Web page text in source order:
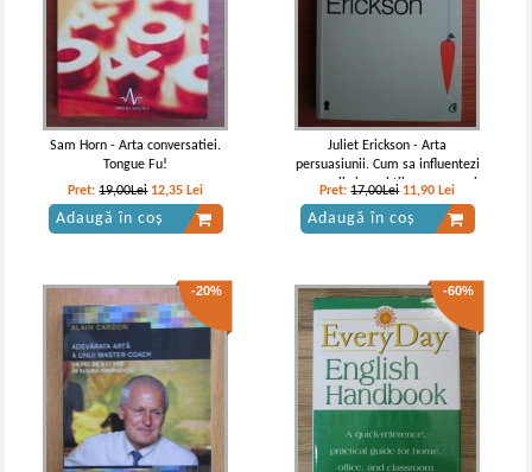
Sam Horn - Arta conversatiei.
Tongue Fu!
Pret:19,00Lei 12,35 Lei
Adaugă în coș
Juliet Erickson - Arta
persuasiunii. Cum sa influentezi
oamenii si sa obtii ceea ce vrei
Pret:17,00Lei 11,90 Lei
Adaugă în coș
-20% -60%